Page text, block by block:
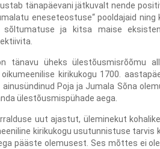
tänapäevani jätkuvalt nende
eneseteostuse“ pooldajaid ning
sõltumatuse ja kitsa maise
tänavu üheks ülestõusmisrõõmu
kirikukogu 1700.
Poja ja Jumala Sõna
ülestõusmispühade aega.
uut ajastut, üleminekut
kirikukogu usutunnistuse
pääste olemusest. Ses mõttes ei